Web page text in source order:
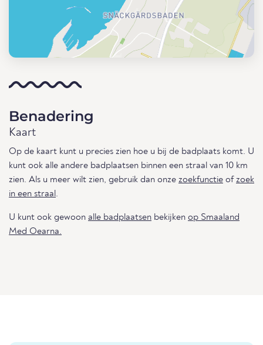
Benadering
Kaart
Op de kaart kunt u precies zien hoe u bij de badplaats komt. U
kunt ook alle andere badplaatsen binnen een straal van 10 km
zien. Als u meer wilt zien, gebruik dan onze zoekfunctie ofzoek
in een straal.
U kunt ook gewoon alle badplaatsen bekijken op Smaaland
Med Oearna.